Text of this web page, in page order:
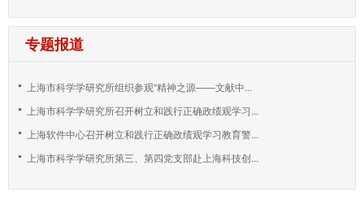
专题报道
上海市科学学研究所组织参观“精神之源——文献中...
上海市科学学研究所召开树立和践行正确政绩观学习...
上海软件中心召开树立和践行正确政绩观学习教育警...
上海市科学学研究所第三、第四党支部赴上海科技创...